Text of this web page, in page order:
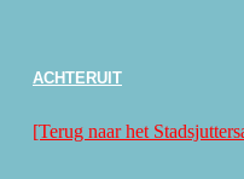
ACHTERUIT
[Terug naar het